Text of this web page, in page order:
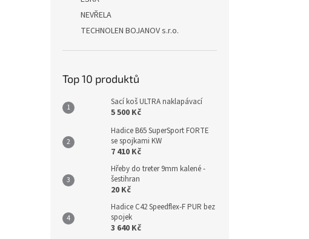
NEVŘELA
TECHNOLEN BOJANOV s.r.o.
Top 10 produktů
Sací koš ULTRA naklapávací
5 500 Kč
Hadice B65 SuperSport FORTE
se spojkami KW
7 410 Kč
Hřeby do treter 9mm kalené -
šestihran
20 Kč
Hadice C42 Speedflex-F PUR bez
spojek
3 640 Kč